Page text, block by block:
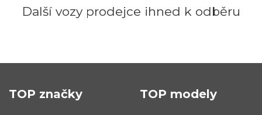
Další vozy prodejce ihned k odběru
TOP značky TOP modely